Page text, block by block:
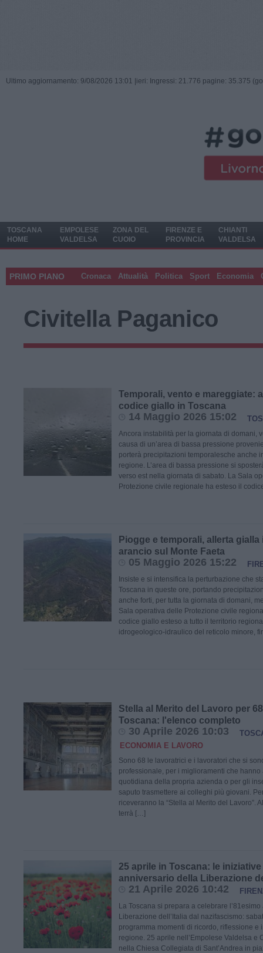
Ultimo aggiornamento: 9/08/2026 13:01 | ieri: Ingressi: 21.776 pagine: 35.375
TOSCANA
HOME
EMPOLESE
VALDELSA
ZONA DEL
CUOIO
FIRENZE E
PROVINCIA
CHIANTI
VALDELSA
PRIMO PIANO Cronaca Attualità Politica Sport Economia
Civitella Paganico
Temporali, vento e mareggiate:
codice giallo in Toscana
14 Maggio 2026 15:02
Ancora instabilità per la giornata di domani,
causa di un’area di bassa pressione
porterà precipitazioni temporalesche anche
regione. L’area di bassa pressione si
verso est nella giornata di sabato. La Sala
Protezione civile regionale ha esteso il
Piogge e temporali, allerta gialla
arancio sul Monte Faeta
05 Maggio 2026 15:22
Insiste e si intensifica la perturbazione che
Toscana in queste ore, portando
anche forti, per tutta la giornata di domani,
Sala operativa delle Protezione civile
codice giallo esteso a tutto il territorio
idrogeologico-idraulico del reticolo minore,
Stella al Merito del Lavoro per
Toscana: l'elenco completo
30 Aprile 2026 10:03
ECONOMIA E LAVORO
Sono 68 le lavoratrici e i lavoratori che si
professionale, per i miglioramenti che hanno
quotidiana della propria azienda o per gli
saputo trasmettere ai colleghi più giovani.
riceveranno la “Stella al Merito del Lavoro”.
terrà […]
25 aprile in Toscana: le iniziative
anniversario della Liberazione
21 Aprile 2026 10:42
La Toscana si prepara a celebrare
Liberazione dell’Italia dal nazifascismo:
programma momenti di ricordo, riflessione e
regione. 25 aprile nell’Empolese Valdelsa e
nella Chiesa Collegiata di Sant’Andrea in